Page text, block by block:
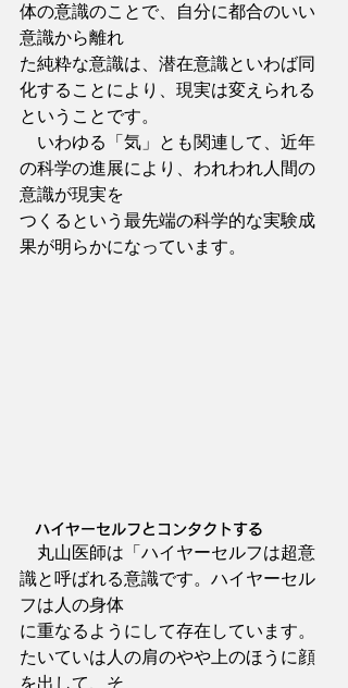
体の意識のことで、自分に都合のいい
意識から離れ
た純粋な意識は、潜在意識といわば同
化することにより、現実は変えられる
ということです。
いわゆる「気」とも関連して、近年
の科学の進展により、われわれ人間の
意識が現実を
つくるという最先端の科学的な実験成
果が明らかになっています。
ハイヤーセルフとコンタクトする
丸山医師は「ハイヤーセルフは超意
識と呼ばれる意識です。ハイヤーセル
フは人の身体
に重なるようにして存在しています。
たいていは人の肩のやや上のほうに顔
を出して、そ